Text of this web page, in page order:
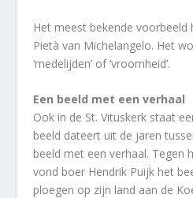
Het meest bekende voorbeeld
Pietà van Michelangelo. Het
‘medelijden’ of ‘vroomheid’.
Een beeld met een verhaal
Ook in de St. Vituskerk staat
beeld dateert uit de jaren
beeld met een verhaal. Tegen
vond boer Hendrik Puijk het
ploegen op zijn land aan de